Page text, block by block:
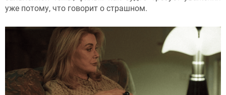
уже потому, что говорит о страшном.